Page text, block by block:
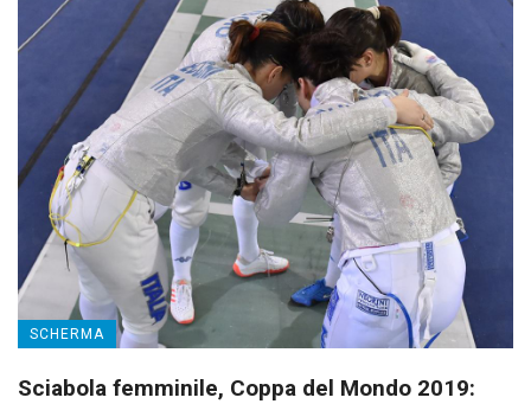
SCHERMA
Sciabola femminile, Coppa del Mondo 2019: